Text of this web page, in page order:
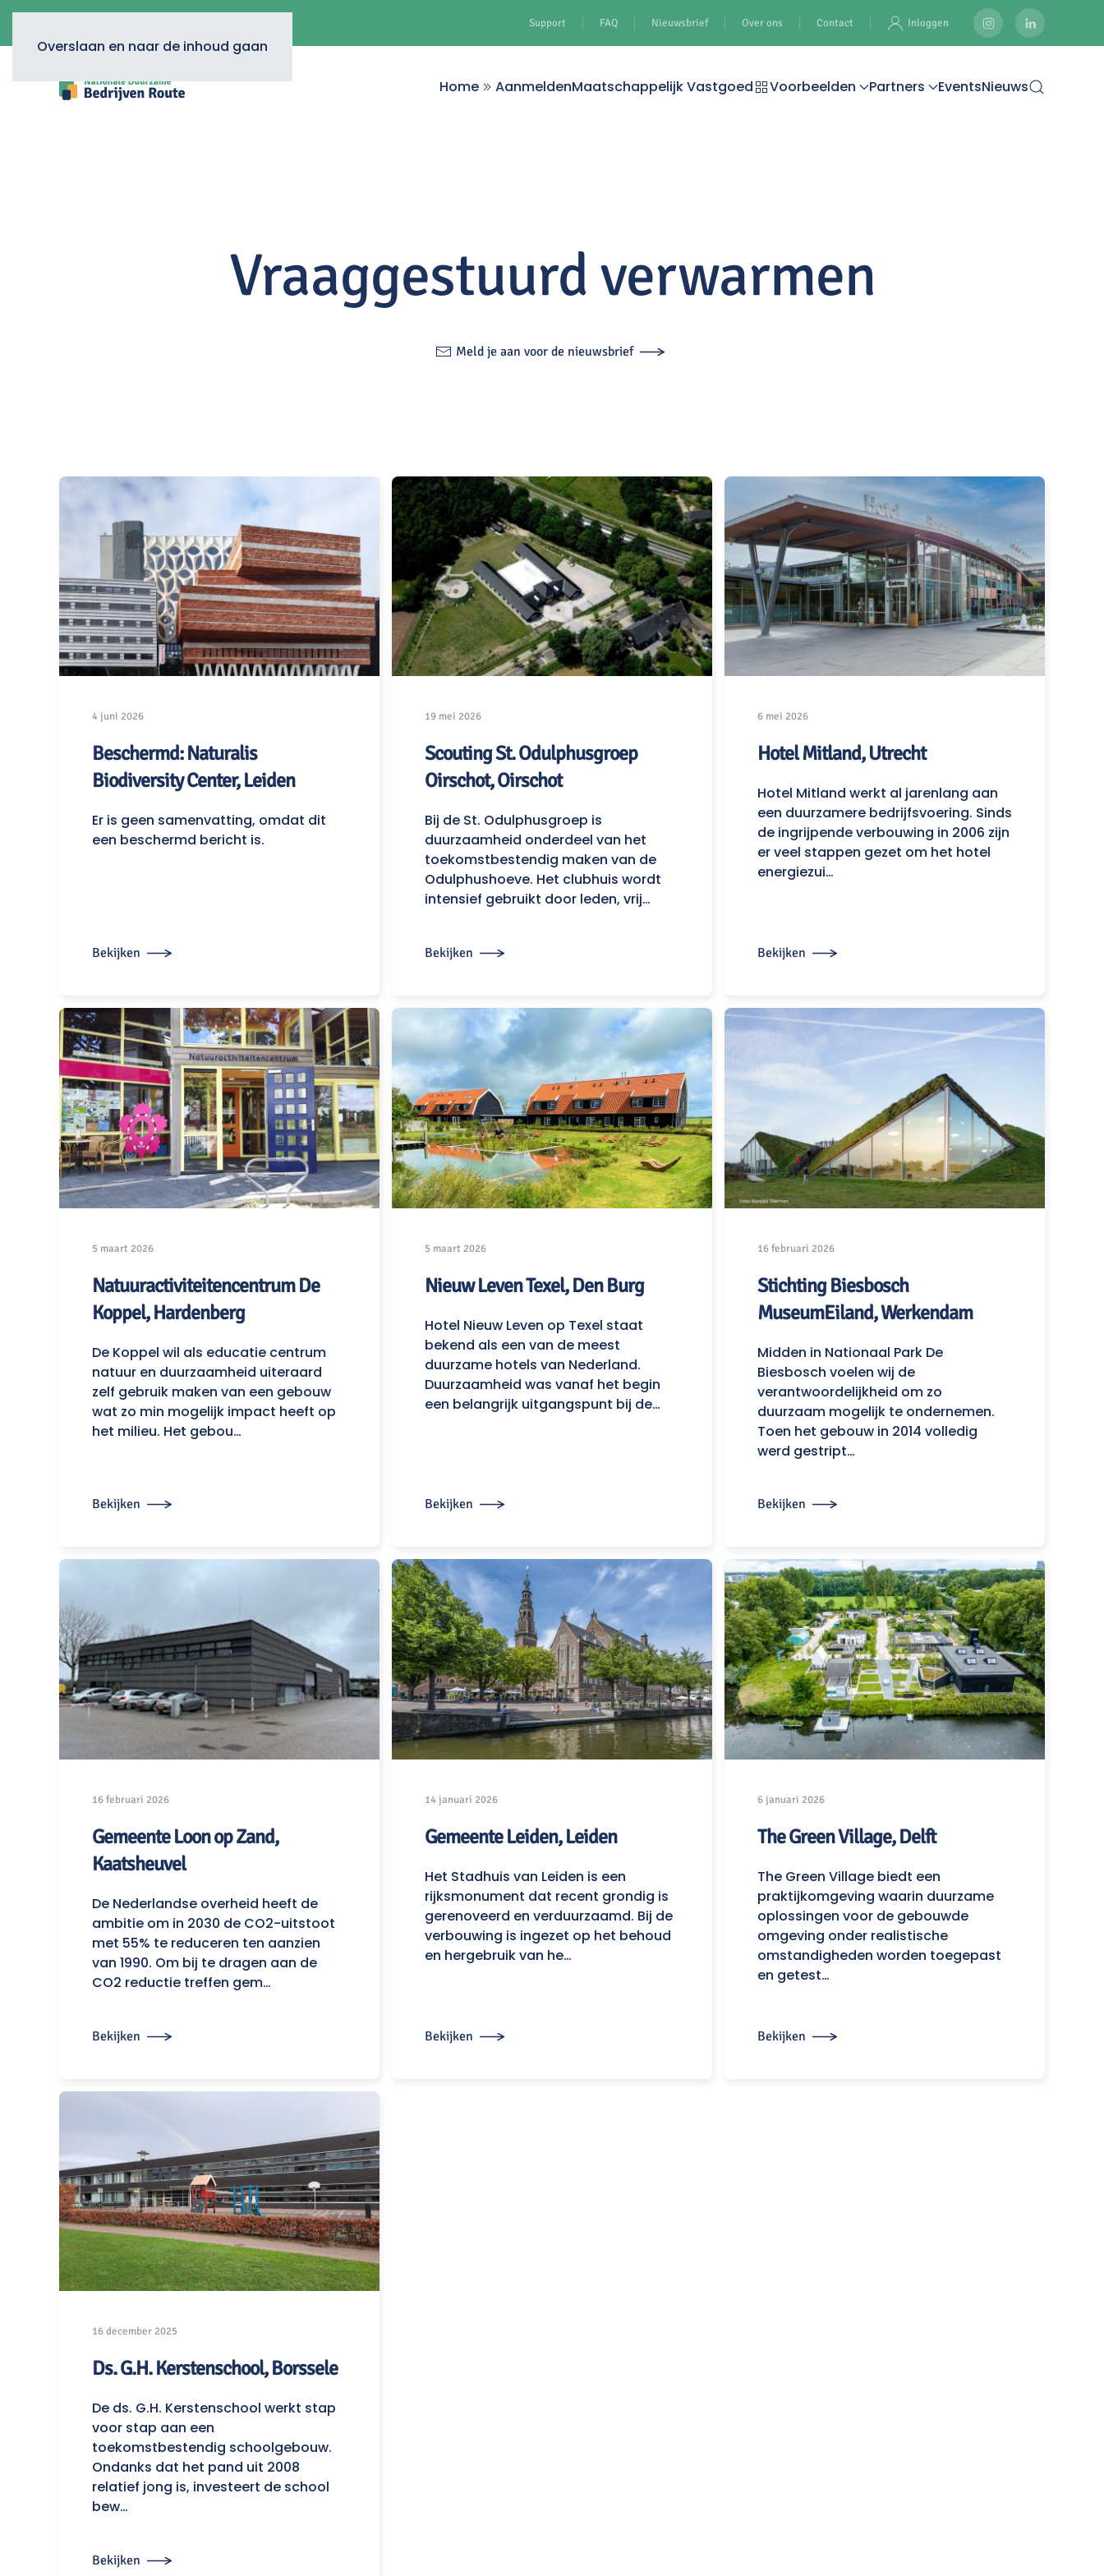
Overslaan en naar de inhoud gaan
Support FAQ Nieuwsbrief Over ons Contact Inloggen
Home AanmeldenMaatschappelijk Vastgoed Voorbeelden Partners EventsNieuws
Vraaggestuurd verwarmen
Meld je aan voor de nieuwsbrief
4 juni 2026
Beschermd: Naturalis
Biodiversity Center, Leiden
Er is geen samenvatting, omdat dit
een beschermd bericht is.
Bekijken
19 mei 2026
Scouting St. Odulphusgroep
Oirschot, Oirschot
Bij de St. Odulphusgroep is
duurzaamheid onderdeel van het
toekomstbestendig maken van de
Odulphushoeve. Het clubhuis wordt
intensief gebruikt door leden, vrij…
Bekijken
6 mei 2026
Hotel Mitland, Utrecht
Hotel Mitland werkt al jarenlang aan
een duurzamere bedrijfsvoering. Sinds
de ingrijpende verbouwing in 2006 zijn
er veel stappen gezet om het hotel
energiezui…
Bekijken
5 maart 2026
Natuuractiviteitencentrum De
Koppel, Hardenberg
De Koppel wil als educatie centrum
natuur en duurzaamheid uiteraard
zelf gebruik maken van een gebouw
wat zo min mogelijk impact heeft op
het milieu. Het gebou…
Bekijken
5 maart 2026
Nieuw Leven Texel, Den Burg
Hotel Nieuw Leven op Texel staat
bekend als een van de meest
duurzame hotels van Nederland.
Duurzaamheid was vanaf het begin
een belangrijk uitgangspunt bij de…
Bekijken
16 februari 2026
Stichting Biesbosch
MuseumEiland, Werkendam
Midden in Nationaal Park De
Biesbosch voelen wij de
verantwoordelijkheid om zo
duurzaam mogelijk te ondernemen.
Toen het gebouw in 2014 volledig
werd gestript…
Bekijken
16 februari 2026
Gemeente Loon op Zand,
Kaatsheuvel
De Nederlandse overheid heeft de
ambitie om in 2030 de CO2-uitstoot
met 55% te reduceren ten aanzien
van 1990. Om bij te dragen aan de
CO2 reductie treffen gem…
Bekijken
14 januari 2026
Gemeente Leiden, Leiden
Het Stadhuis van Leiden is een
rijksmonument dat recent grondig is
gerenoveerd en verduurzaamd. Bij de
verbouwing is ingezet op het behoud
en hergebruik van he…
Bekijken
6 januari 2026
The Green Village, Delft
The Green Village biedt een
praktijkomgeving waarin duurzame
oplossingen voor de gebouwde
omgeving onder realistische
omstandigheden worden toegepast
en getest…
Bekijken
16 december 2025
Ds. G.H. Kerstenschool, Borssele
De ds. G.H. Kerstenschool werkt stap
voor stap aan een
toekomstbestendig schoolgebouw.
Ondanks dat het pand uit 2008
relatief jong is, investeert de school
bew…
Bekijken